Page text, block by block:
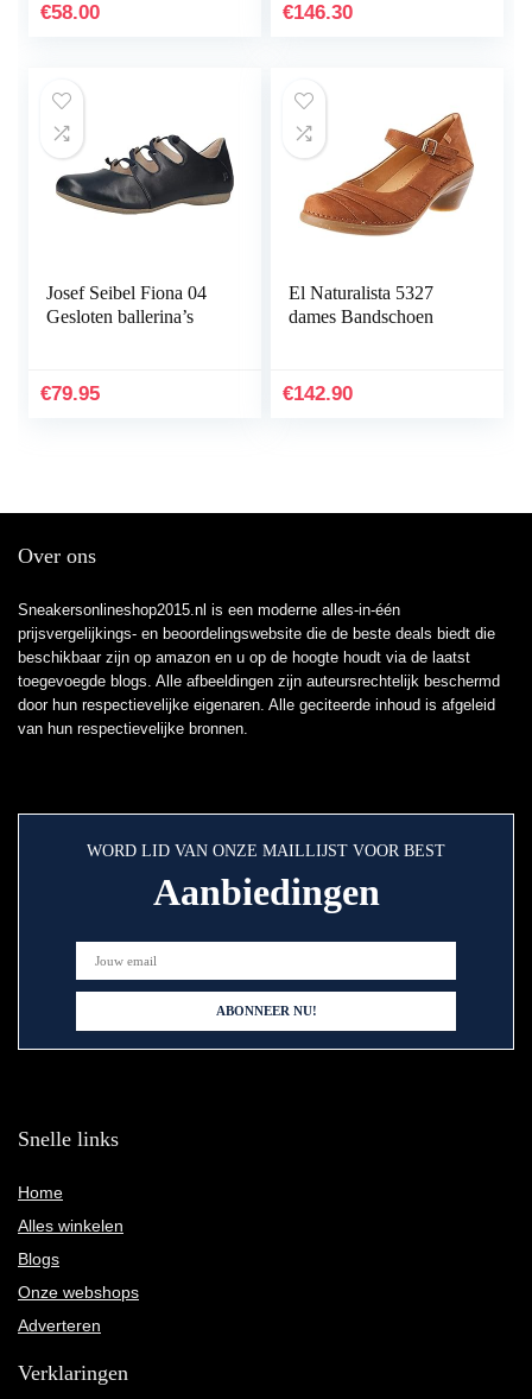
€58.00 €146.30
Josef Seibel Fiona 04
Gesloten ballerina’s
€79.95
El Naturalista 5327
dames Bandschoen
€142.90
Over ons
Sneakersonlineshop2015.nl is een moderne alles-in-één
prijsvergelijkings- en beoordelingswebsite die de beste deals biedt die
beschikbaar zijn op amazon en u op de hoogte houdt via de laatst
toegevoegde blogs. Alle afbeeldingen zijn auteursrechtelijk beschermd
door hun respectievelijke eigenaren. Alle geciteerde inhoud is afgeleid
van hun respectievelijke bronnen.
WORD LID VAN ONZE MAILLIJST VOOR BEST
Aanbiedingen
Snelle links
Home
Alles winkelen
Blogs
Onze webshops
Adverteren
Verklaringen